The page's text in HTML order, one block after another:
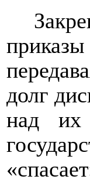
долг
над их